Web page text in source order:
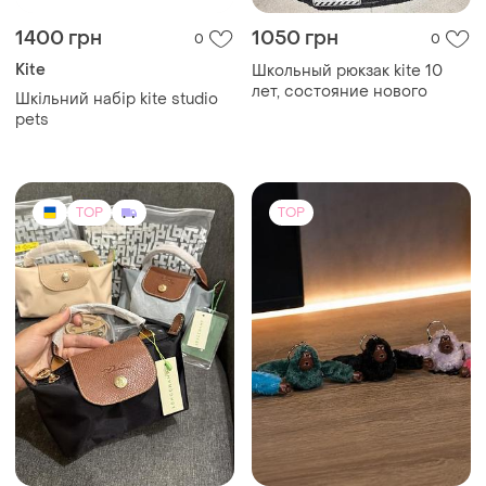
1400 грн 0
Kite
Шкільний набір kite studio
pets
1050 грн 0
Школьный рюкзак kite 10
лет, состояние нового
TOP TOP